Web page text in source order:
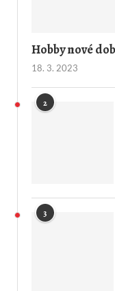
Hobby nové
18. 3. 2023
2
3